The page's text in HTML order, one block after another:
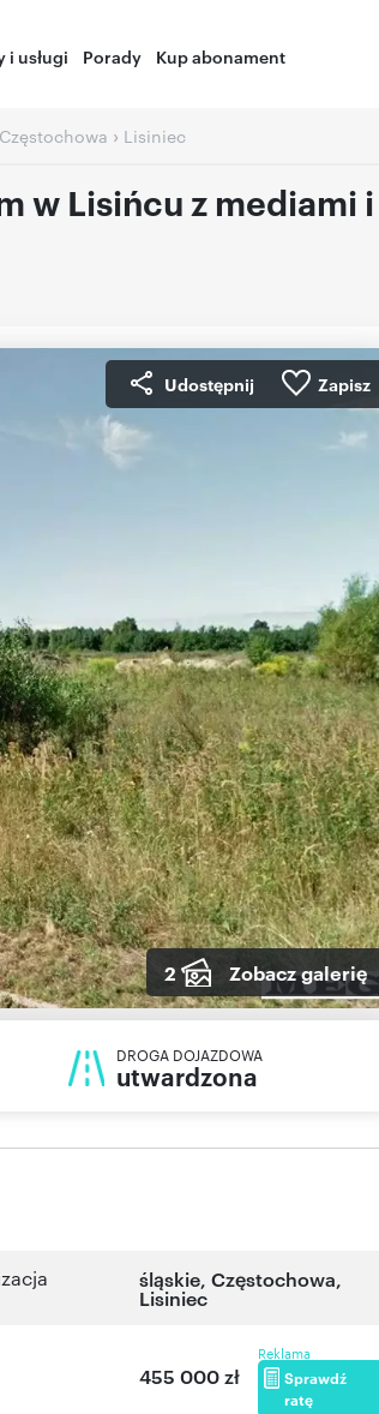
i usługi Porady Kup abonament
Częstochowa › Lisiniec
w Lisińcu z mediami i
Udostępnij Zapisz
2 Zobacz galerię
DROGA DOJAZDOWA
utwardzona
śląskie,Częstochowa,
Lisiniec
455 000 zł
Reklama
Sprawdź
ratę